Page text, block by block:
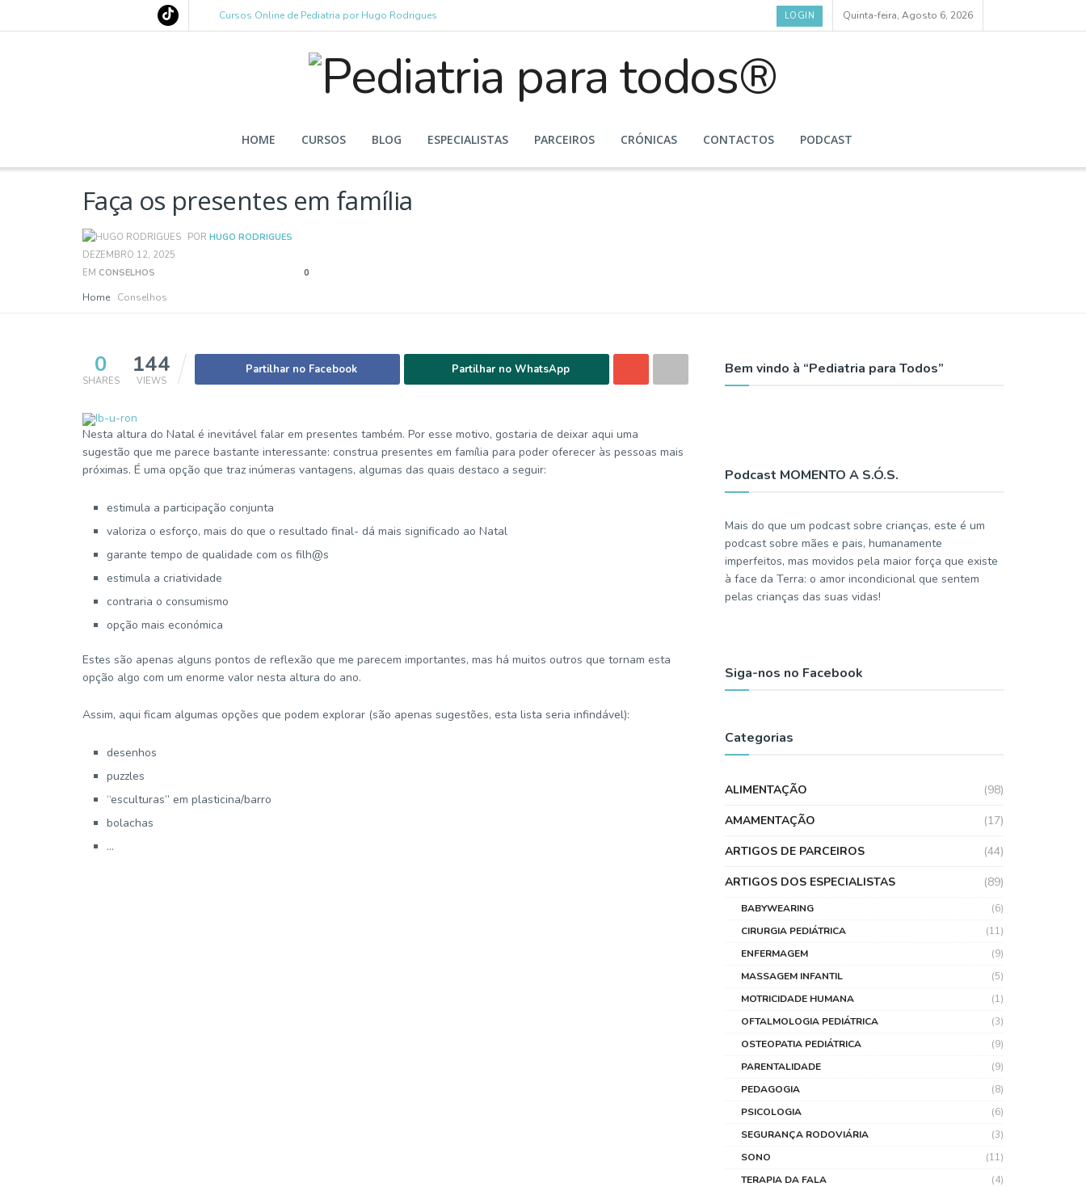
Cursos Online de Pediatria por Hugo Rodrigues LOGIN Quinta-feira, Agosto 6, 2026
HOME CURSOS BLOG ESPECIALISTAS PARCEIROS CRÓNICAS CONTACTOS PODCAST
Faça os presentes em família
POR HUGO RODRIGUES
DEZEMBRO 12, 2025
EM CONSELHOS 0
Home Conselhos
0
SHARES
144
VIEWS
Partilhar no Facebook Partilhar no WhatsApp
Nesta altura do Natal é inevitável falar em presentes também. Por esse motivo, gostaria de deixar aqui uma
sugestão que me parece bastante interessante: construa presentes em família para poder oferecer às pessoas mais
próximas. É uma opção que traz inúmeras vantagens, algumas das quais destaco a seguir:
estimula a participação conjunta
valoriza o esforço, mais do que o resultado final- dá mais significado ao Natal
garante tempo de qualidade com os filh@s
estimula a criatividade
contraria o consumismo
opção mais económica
Estes são apenas alguns pontos de reflexão que me parecem importantes, mas há muitos outros que tornam esta
opção algo com um enorme valor nesta altura do ano.
Assim, aqui ficam algumas opções que podem explorar (são apenas sugestões, esta lista seria infindável):
desenhos
puzzles
“esculturas” em plasticina/barro
bolachas
…
Bem vindo à “Pediatria para Todos”
Podcast MOMENTO A S.Ó.S.
Mais do que um podcast sobre crianças, este é um
podcast sobre mães e pais, humanamente
imperfeitos, mas movidos pela maior força que existe
à face da Terra: o amor incondicional que sentem
pelas crianças das suas vidas!
Siga-nos no Facebook
Categorias
ALIMENTAÇÃO
(98)
AMAMENTAÇÃO
(17)
ARTIGOS DE PARCEIROS
(44)
ARTIGOS DOS ESPECIALISTAS
(89)
BABYWEARING
(6)
CIRURGIA PEDIÁTRICA
(11)
ENFERMAGEM
(9)
MASSAGEM INFANTIL
(5)
MOTRICIDADE HUMANA
(1)
OFTALMOLOGIA PEDIÁTRICA
(3)
OSTEOPATIA PEDIÁTRICA
(9)
PARENTALIDADE
(9)
PEDAGOGIA
(8)
PSICOLOGIA
(6)
SEGURANÇA RODOVIÁRIA
(3)
SONO
(11)
TERAPIA DA FALA
(4)